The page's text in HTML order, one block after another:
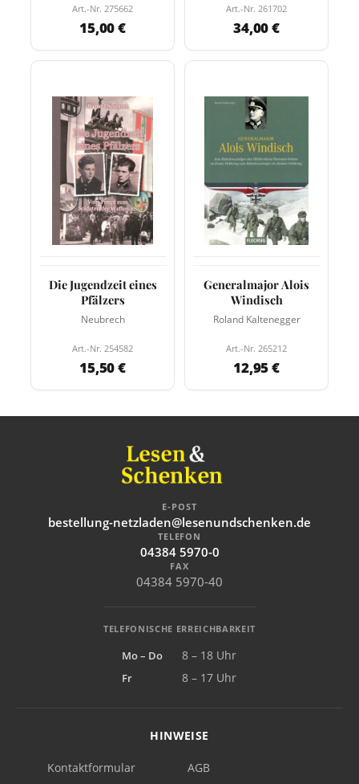
Art.-Nr. 275662
15,00 €
Art.-Nr. 261702
34,00 €
Die Jugendzeit eines
Pfälzers
Neubrech
Art.-Nr. 254582
15,50 €
Generalmajor Alois
Windisch
Roland Kaltenegger
Art.-Nr. 265212
12,95 €
E-POST
bestellung-netzladen@lesenundschenken.de
TELEFON
04384 5970-0
FAX
04384 5970-40
TELEFONISCHE ERREICHBARKEIT
Mo – Do
8 – 18 Uhr
Fr
8 – 17 Uhr
HINWEISE
Kontaktformular AGB